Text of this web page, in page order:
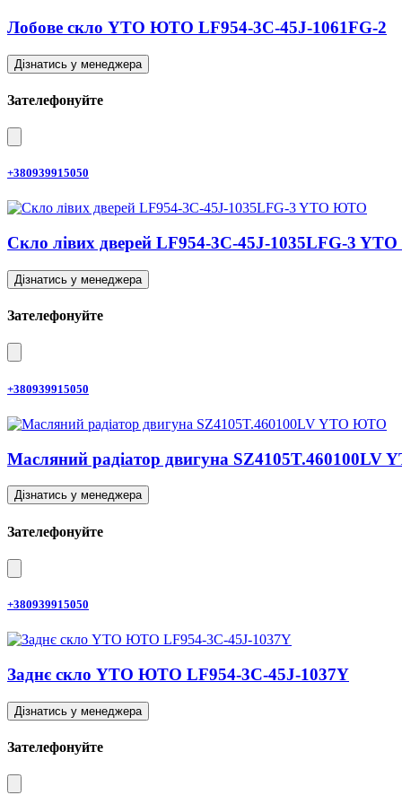
Лобове скло YTO ЮТО LF954-3C-45J-1061FG-2
Дізнатись у менеджера
Зателефонуйте
+380939915050
Скло лівих дверей LF954-3C-45J-1035LFG-3
Дізнатись у менеджера
Зателефонуйте
+380939915050
Масляний радіатор двигуна SZ4105T.460100LV
Дізнатись у менеджера
Зателефонуйте
+380939915050
Заднє скло YTO ЮТО LF954-3C-45J-1037Y
Дізнатись у менеджера
Зателефонуйте